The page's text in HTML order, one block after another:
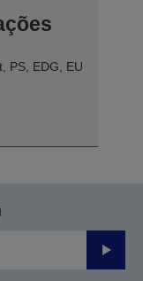
PS, EDG, EU
Enviar